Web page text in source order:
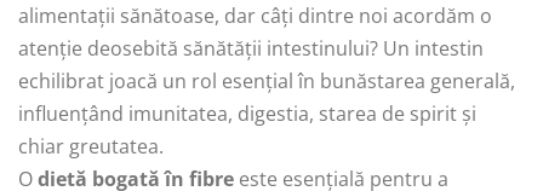
alimentații sănătoase, dar câți dintre noi acordăm o
atenție deosebită sănătății intestinului? Un intestin
echilibrat joacă un rol esențial în bunăstarea generală,
influențând imunitatea, digestia, starea de spirit și
chiar greutatea.
Odietă bogată în fibre este esențială pentru a